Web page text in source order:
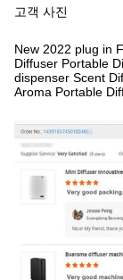
고객 사진
New 2022 plug in
Diffuser Portable
dispenser Scent
Aroma Portable